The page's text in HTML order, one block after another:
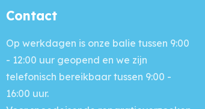
Contact
Op werkdagen is onze balie tussen 9:00
- 12:00 uur geopend en we zijn
telefonisch bereikbaar tussen 9:00 -
16:00 uur.